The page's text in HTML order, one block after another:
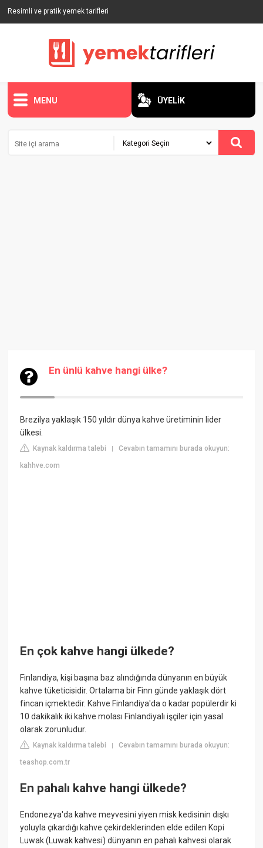
Resimli ve pratik yemek tarifleri
MENU ÜYELİK
En ünlü kahve hangi ülke?
Brezilya yaklaşık 150 yıldır dünya kahve üretiminin lider
ülkesi.
Kaynak kaldırma talebi |Cevabın tamamını burada okuyun:
kahhve.com
En çok kahve hangi ülkede?
Finlandiya, kişi başına baz alındığında dünyanın en büyük
kahve tüketicisidir. Ortalama bir Finn günde yaklaşık dört
fincan içmektedir. Kahve Finlandiya'da o kadar popülerdir ki
10 dakikalık iki kahve molası Finlandiyalı işçiler için yasal
olarak zorunludur.
Kaynak kaldırma talebi |Cevabın tamamını burada okuyun:
teashop.com.tr
En pahalı kahve hangi ülkede?
Endonezya'da kahve meyvesini yiyen misk kedisinin dışkı
yoluyla çıkardığı kahve çekirdeklerinden elde edilen Kopi
Luwak (Luwak kahvesi) dünyanın en pahalı kahvesi olarak